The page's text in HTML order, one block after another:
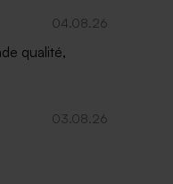
04.08.26
qualité,
03.08.26